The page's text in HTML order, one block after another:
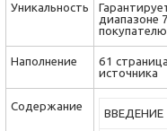
Уникальность
диапазоне
покупателю
Наполнение
61
источника
Содержание
ВВЕДЕНИЕ